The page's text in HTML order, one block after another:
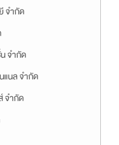
จำกัด
จำกัด
แนล จำกัด
จำกัด